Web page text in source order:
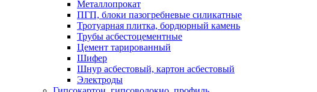
Металлопрокат
ПГП, блоки пазогребневые силикатные
Тротуарная плитка, бордюрный камень
Трубы асбестоцементные
Цемент тарированный
Шифер
Шнур асбестовый, картон асбестовый
Электроды